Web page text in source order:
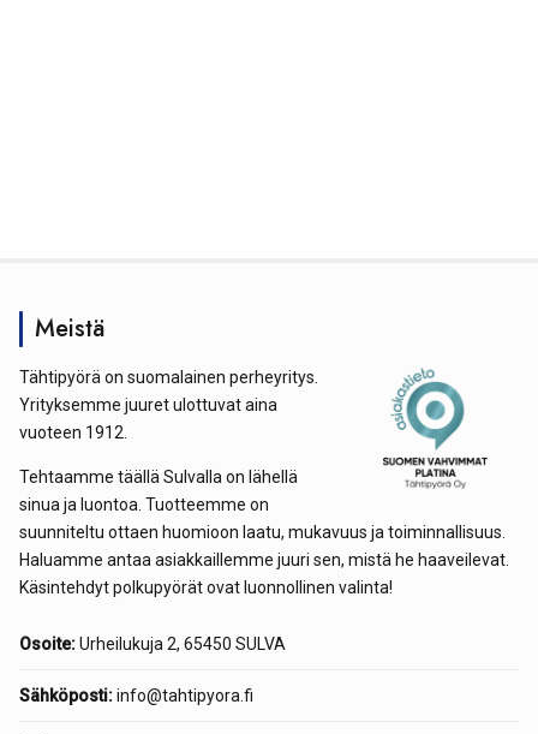
Meistä
Tähtipyörä on suomalainen perheyritys.
Yrityksemme juuret ulottuvat aina
vuoteen 1912.
Tehtaamme täällä Sulvalla on lähellä
sinua ja luontoa. Tuotteemme on
suunniteltu ottaen huomioon laatu, mukavuus ja toiminnallisuus.
Haluamme antaa asiakkaillemme juuri sen, mistä he haaveilevat.
Käsintehdyt polkupyörät ovat luonnollinen valinta!
Osoite:Urheilukuja 2, 65450 SULVA
Sähköposti:info@tahtipyora.fi